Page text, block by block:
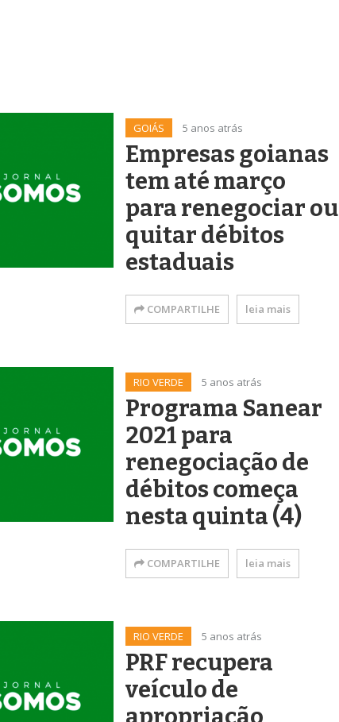
GOIÁS 5 anos atrás
Empresas goianas
tem até março
para renegociar ou
quitar débitos
estaduais
COMPARTILHE leia mais
RIO VERDE 5 anos atrás
Programa Sanear
2021 para
renegociação de
débitos começa
nesta quinta (4)
COMPARTILHE leia mais
RIO VERDE 5 anos atrás
PRF recupera
veículo de